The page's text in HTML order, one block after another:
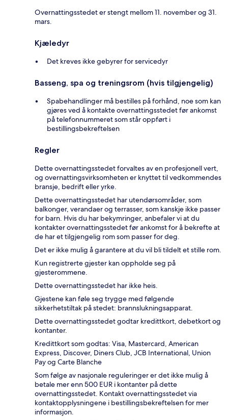
Overnattingsstedet er stengt mellom 11. november og 31.
mars.
Kjæledyr
Det kreves ikke gebyrer for servicedyr
Basseng, spa og treningsrom (hvis tilgjengelig)
Spabehandlinger må bestilles på forhånd, noe som kan
gjøres ved å kontakte overnattingsstedet før ankomst
på telefonnummeret som står oppført i
bestillingsbekreftelsen
Regler
Dette overnattingsstedet forvaltes av en profesjonell vert,
og overnattingsvirksomheten er knyttet til vedkommendes
bransje, bedrift eller yrke.
Dette overnattingsstedet har utendørsområder, som
balkonger, verandaer og terrasser, som kanskje ikke passer
for barn. Hvis du har bekymringer, anbefaler vi at du
kontakter overnattingsstedet før ankomst for å bekrefte at
de har et tilgjengelig rom som passer for deg.
Det er ikke mulig å garantere at du vil bli tildelt et stille rom.
Kun registrerte gjester kan oppholde seg på
gjesterommene.
Dette overnattingsstedet har ikke heis.
Gjestene kan føle seg trygge med følgende
sikkerhetstiltak på stedet: brannslukningsapparat.
Dette overnattingsstedet godtar kredittkort, debetkort og
kontanter.
Kredittkort som godtas: Visa, Mastercard, American
Express, Discover, Diners Club, JCB International, Union
Pay og Carte Blanche
Som følge av nasjonale reguleringer er det ikke mulig å
betale mer enn 500 EUR i kontanter på dette
overnattingsstedet. Kontakt overnattingsstedet via
kontaktopplysningene i bestillingsbekreftelsen for mer
informasjon.